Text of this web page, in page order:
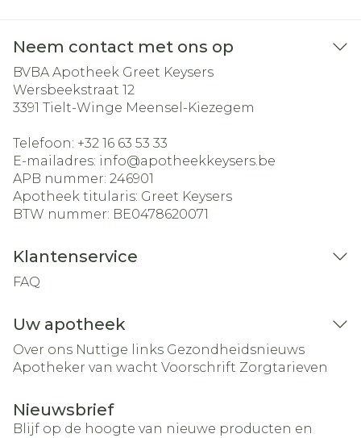
Neem contact met ons op
BVBA Apotheek Greet Keysers
Wersbeekstraat 12
3391 Tielt-Winge Meensel-Kiezegem
Telefoon: +32 16 63 53 33
E-mailadres: info@apotheekkeysers.be
APB nummer: 246901
Apotheek titularis: Greet Keysers
BTW nummer: BE0478620071
Klantenservice
FAQ
Uw apotheek
Over ons Nuttige links Gezondheidsnieuws
Apotheker van wacht Voorschrift Zorgtarieven
Nieuwsbrief
Blijf op de hoogte van nieuwe producten en